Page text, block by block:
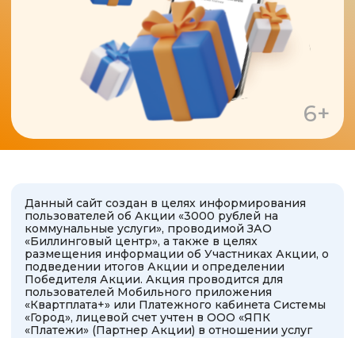
Данный сайт создан в целях информирования
пользователей об Акции «3000 рублей на
коммунальные услуги», проводимой ЗАО
«Биллинговый центр», а также в целях
размещения информации об Участниках Акции, о
подведении итогов Акции и определении
Победителя Акции. Акция проводится для
пользователей Мобильного приложения
«Квартплата+» или Платежного кабинета Системы
«Город», лицевой счет учтен в ООО «ЯПК
«Платежи» (Партнер Акции) в отношении услуг
«Коммунальные услуги. УК Строитель (ЯПК) -
Якутск», оказываемых ООО УК «Строитель». При
оплате услуг «Коммунальные услуги. УК Строитель
«Квартплата+» или Платежном кабинете Системы
«Город» услуга именуется «Коммунальные услуги.
УК Строитель (ЯПК) - Якутск».
Период проведения